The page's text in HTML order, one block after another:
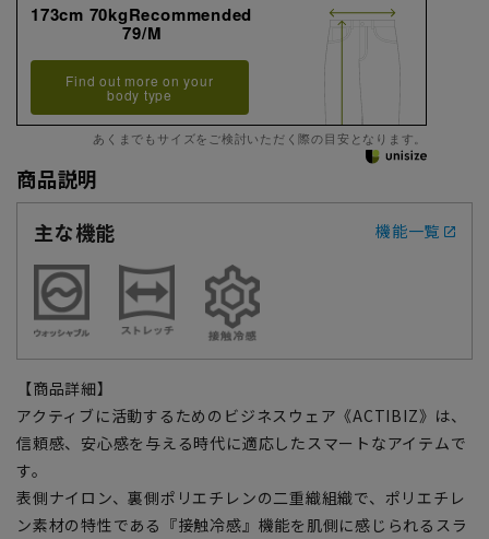
173cm 70kgRecommended
79/M
Find out more on your
body type
あくまでもサイズをご検討いただく際の目安となります。
商品説明
主な機能
機能一覧
【商品詳細】
アクティブに活動するためのビジネスウェア《ACTIBIZ》は、
信頼感、安心感を与える時代に適応したスマートなアイテムで
す。
表側ナイロン、裏側ポリエチレンの二重織組織で、ポリエチレ
ン素材の特性である『接触冷感』機能を肌側に感じられるスラ